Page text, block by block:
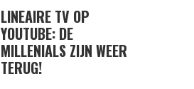
LINEAIRE TV OP
YOUTUBE: DE
MILLENIALS ZIJN WEER
TERUG!